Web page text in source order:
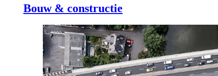
Bouw & constructie